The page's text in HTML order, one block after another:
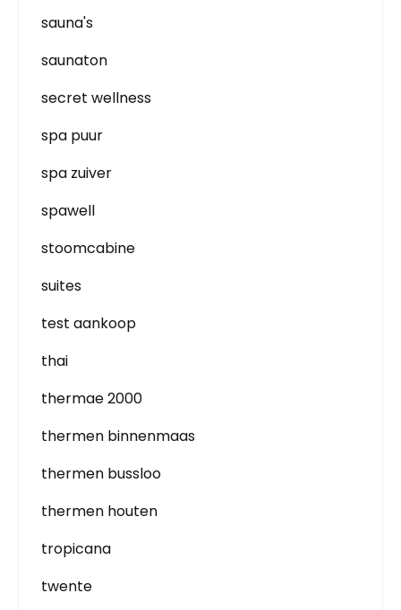
sauna's
saunaton
secret wellness
spa puur
spa zuiver
spawell
stoomcabine
suites
test aankoop
thai
thermae 2000
thermen binnenmaas
thermen bussloo
thermen houten
tropicana
twente